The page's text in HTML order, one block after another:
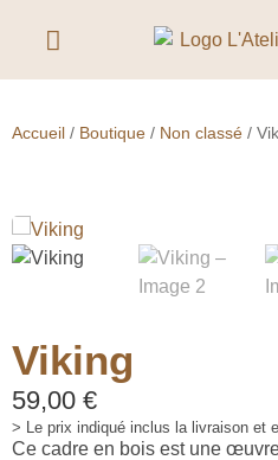
Accueil / Boutique / Non classé /
Viking
59,00 €
> Le prix indiqué inclus la livraison et
Ce cadre en bois est une